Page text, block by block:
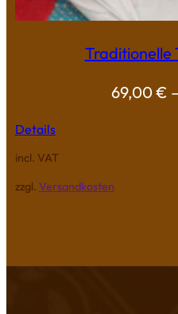
Traditionelle
69,00€ –
Details
incl. VAT
zzgl. Versandkosten